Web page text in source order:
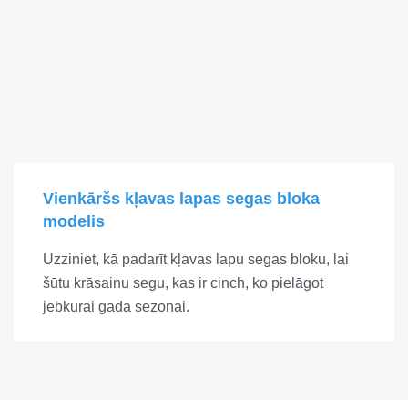
Vienkāršs kļavas lapas segas bloka
modelis
Uzziniet, kā padarīt kļavas lapu segas bloku, lai
šūtu krāsainu segu, kas ir cinch, ko pielāgot
jebkurai gada sezonai.